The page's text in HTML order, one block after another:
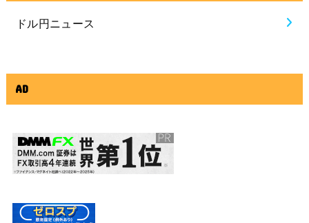
ドル円ニュース
AD